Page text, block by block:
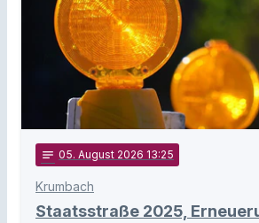
notes 05. August 2026 13:25
Krumbach
Staatsstraße 2025,